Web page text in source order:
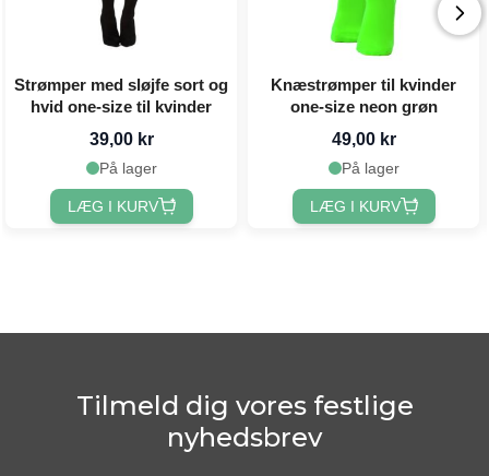
Strømper med sløjfe sort og
hvid one-size til kvinder
39,00 kr
På lager
LÆG I KURV
Knæstrømper til kvinder
one-size neon grøn
49,00 kr
På lager
LÆG I KURV
Tilmeld dig vores festlige
nyhedsbrev